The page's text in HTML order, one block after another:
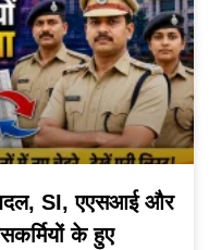
SI, एएसआई और
के हुए